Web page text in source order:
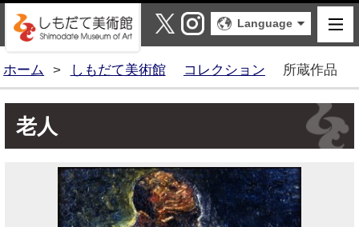
しもだて美術館
X Instagram
Language
ホーム > しもだて美術館 コレクション 所蔵作品
老人